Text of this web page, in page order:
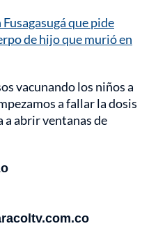
que pide
de hijo que murió en
vacunando los niños a
a fallar la dosis
a abrir ventanas de